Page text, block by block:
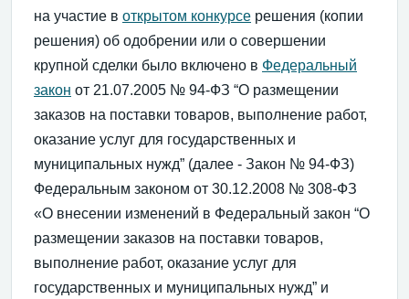
на участие в открытом конкурсе решения (копии
решения) об одобрении или о совершении
крупной сделки было включено в Федеральный
закон от 21.07.2005 № 94-ФЗ “О размещении
заказов на поставки товаров, выполнение работ,
оказание услуг для государственных и
муниципальных нужд” (далее - Закон № 94-ФЗ)
Федеральным законом от 30.12.2008 № 308-ФЗ
«О внесении изменений в Федеральный закон “О
размещении заказов на поставки товаров,
выполнение работ, оказание услуг для
государственных и муниципальных нужд” и